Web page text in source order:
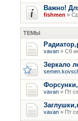
Важно!
fishmen »
ТЕМЫ
vavan » Сб
Зеркало
vavan » Пт
vavan » Пт